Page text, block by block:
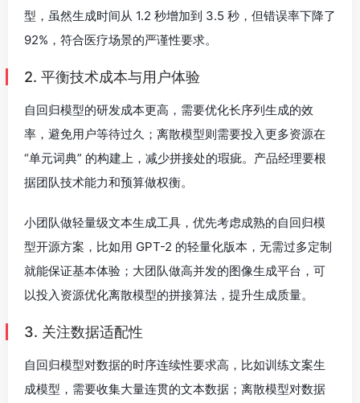
型，虽然生成时间从 1.2 秒增加到 3.5 秒，但错误率下降了
92%，符合医疗场景的严谨性要求。
2. 平衡技术成本与用户体验
自回归模型的研发成本更高，需要优化长序列生成的效
率，避免用户等待过久；离散模型则需要投入更多资源在
“单元词典” 的构建上，减少拼接处的瑕疵。产品经理要根
据团队技术能力和预算做权衡。
小团队做轻量级文本生成工具，优先考虑成熟的自回归模
型开源方案，比如用 GPT-2 的轻量化版本，无需过多定制
就能保证基本体验；大团队做高并发的图像生成平台，可
以投入资源优化离散模型的拼接算法，提升生成质量。
3. 关注数据适配性
自回归模型对数据的时序连续性要求高，比如训练文案生
成模型，需要收集大量连贯的文本数据；离散模型对数据